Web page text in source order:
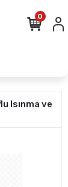
0
Isınma ve